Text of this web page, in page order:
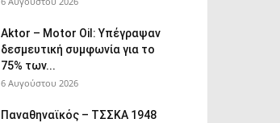
Aktor – Motor Oil: Υπέγραψαν
δεσμευτική συμφωνία για το
75% των...
6 Αυγούστου 2026
Παναθηναϊκός – ΤΣΣΚΑ 1948